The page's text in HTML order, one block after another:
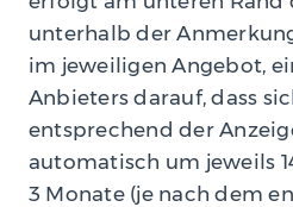
unterhalb der
im jeweiligen Angebot,
Anbieters darauf, dass
entsprechend der
automatisch um jeweils
3 Monate (je nach dem